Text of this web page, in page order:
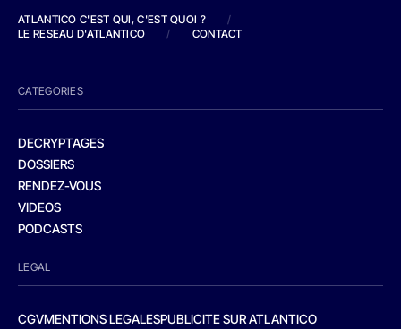
ATLANTICO C'EST QUI, C'EST QUOI ?
/
LE RESEAU D'ATLANTICO
/ CONTACT
CATEGORIES
DECRYPTAGES
DOSSIERS
RENDEZ-VOUS
VIDEOS
PODCASTS
LEGAL
CGVMENTIONS LEGALESPUBLICITE SUR ATLANTICO